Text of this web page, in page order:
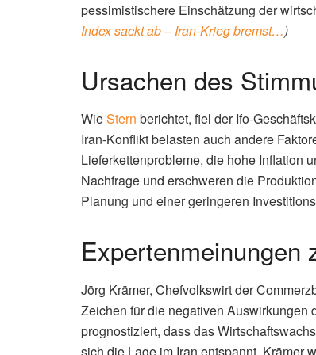
pessimistischere Einschätzung der
Index sackt ab – Iran-Krieg bremst…)
Ursachen des
WieStern berichtet, fiel der Ifo-
Iran-Konflikt belasten auch andere
Lieferkettenprobleme, die hohe Inflation
Nachfrage und erschweren die
Planung und einer geringeren
Expertenmeinungen
Jörg Krämer, Chefvolkswirt der
Zeichen für die negativen Auswirkungen
prognostiziert, dass das